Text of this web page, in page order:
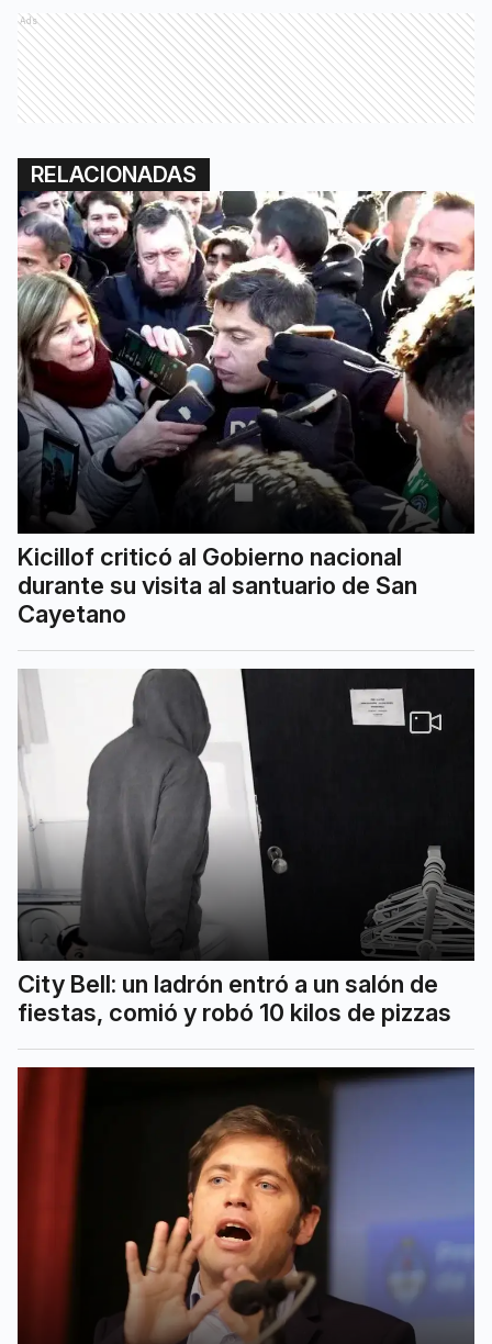
Ads
RELACIONADAS
Kicillof criticó al Gobierno nacional
durante su visita al santuario de San
Cayetano
City Bell: un ladrón entró a un salón de
fiestas, comió y robó 10 kilos de pizzas